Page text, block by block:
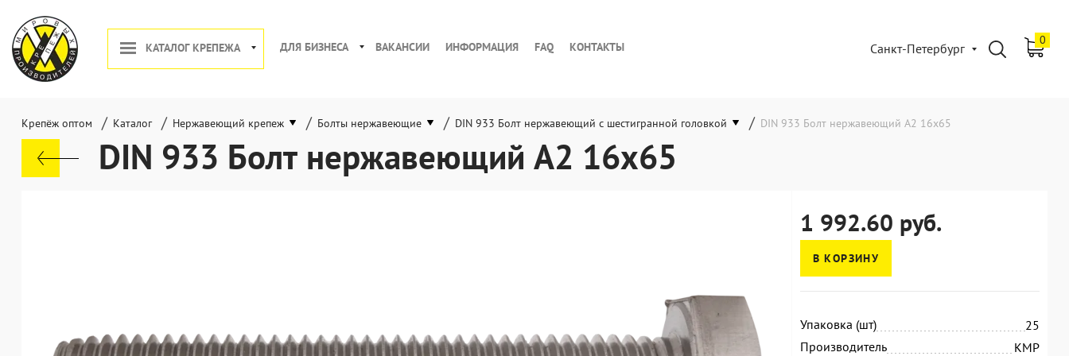
КАТАЛОГ КРЕПЕЖА ДЛЯ БИЗНЕСА ВАКАНСИИ ИНФОРМАЦИЯ FAQ КОНТАКТЫ Санкт-Петербург
0
Крепёж оптом / Каталог / Нержавеющий крепеж / Болты нержавеющие / DIN 933 Болт нержавеющий с шестигранной головкой / DIN 933 Болт нержавеющий А2 16х65
DIN 933 Болт нержавеющий А2 16х65
1 992.60 руб.
В КОРЗИНУ
Упаковка (шт)
25
Производитель
KMP